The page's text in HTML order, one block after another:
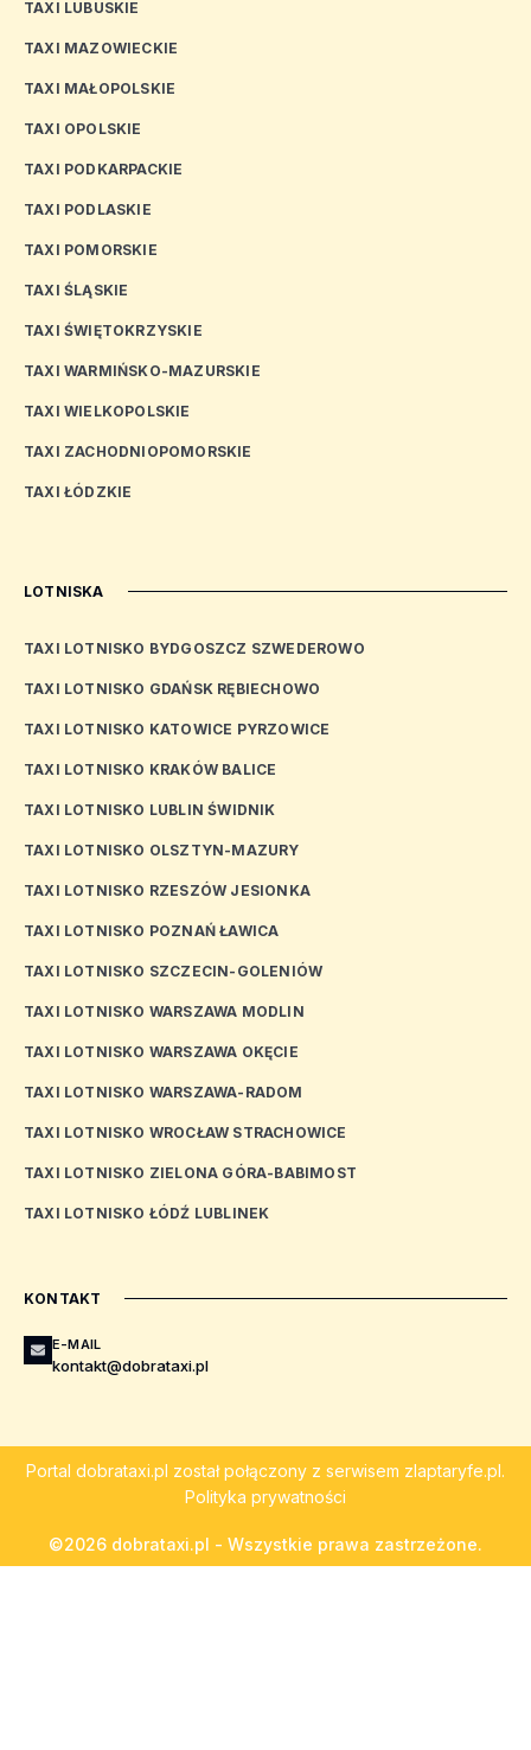
TAXI LUBUSKIE
TAXI MAZOWIECKIE
TAXI MAŁOPOLSKIE
TAXI OPOLSKIE
TAXI PODKARPACKIE
TAXI PODLASKIE
TAXI POMORSKIE
TAXI ŚLĄSKIE
TAXI ŚWIĘTOKRZYSKIE
TAXI WARMIŃSKO-MAZURSKIE
TAXI WIELKOPOLSKIE
TAXI ZACHODNIOPOMORSKIE
TAXI ŁÓDZKIE
LOTNISKA
TAXI LOTNISKO BYDGOSZCZ SZWEDEROWO
TAXI LOTNISKO GDAŃSK RĘBIECHOWO
TAXI LOTNISKO KATOWICE PYRZOWICE
TAXI LOTNISKO KRAKÓW BALICE
TAXI LOTNISKO LUBLIN ŚWIDNIK
TAXI LOTNISKO OLSZTYN-MAZURY
TAXI LOTNISKO RZESZÓW JESIONKA
TAXI LOTNISKO POZNAŃ ŁAWICA
TAXI LOTNISKO SZCZECIN-GOLENIÓW
TAXI LOTNISKO WARSZAWA MODLIN
TAXI LOTNISKO WARSZAWA OKĘCIE
TAXI LOTNISKO WARSZAWA-RADOM
TAXI LOTNISKO WROCŁAW STRACHOWICE
TAXI LOTNISKO ZIELONA GÓRA-BABIMOST
TAXI LOTNISKO ŁÓDŹ LUBLINEK
KONTAKT
E-MAIL
kontakt@dobrataxi.pl
Portal dobrataxi.pl został połączony z serwisem zlaptaryfe.pl.
Polityka prywatności
©2026 dobrataxi.pl - Wszystkie prawa zastrzeżone.